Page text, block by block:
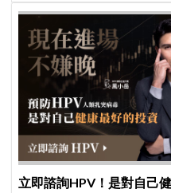
立即諮詢HPV！是對自己